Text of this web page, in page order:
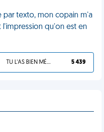
par texto, mon copain m'a
l'impression qu'on est en
TU L'AS BIEN MÉRITÉ 5 439